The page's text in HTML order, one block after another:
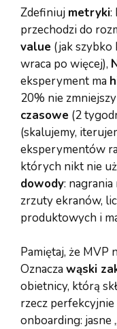
Zdefiniuj metryki:
przechodzi do
value (jak szybko
wraca po więcej),
eksperyment ma
20% nie
czasowe (2
(skalujemy,
eksperymentów
których nikt nie
dowody:
zrzuty ekranów,
produktowych i
Pamiętaj, że MVP
Oznacza wąski
obietnicy, którą
rzecz perfekcyjnie
onboarding: jasne